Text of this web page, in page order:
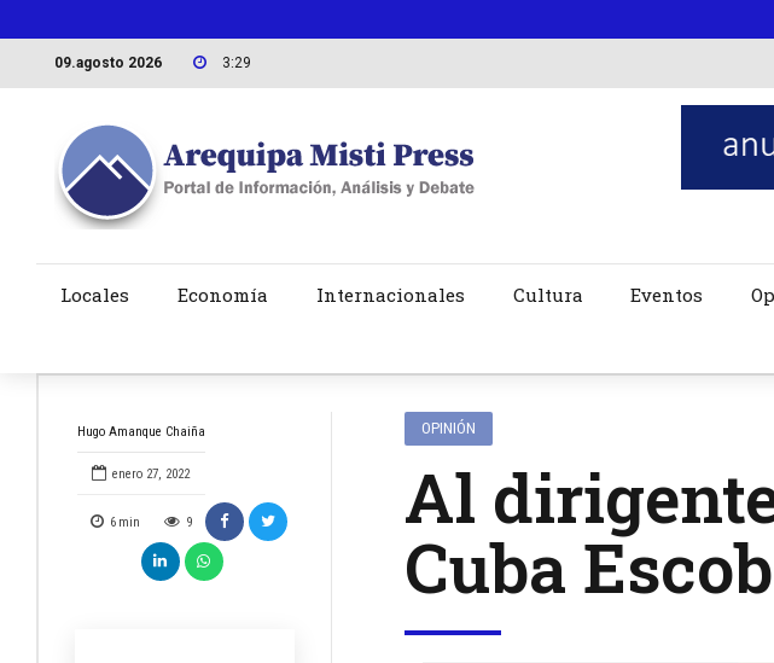
09.agosto 2026 3:29
Locales Economía Internacionales Cultura Eventos
Hugo Amanque Chaiña
enero 27, 2022
6 min 9
OPINIÓN
Al
Cuba